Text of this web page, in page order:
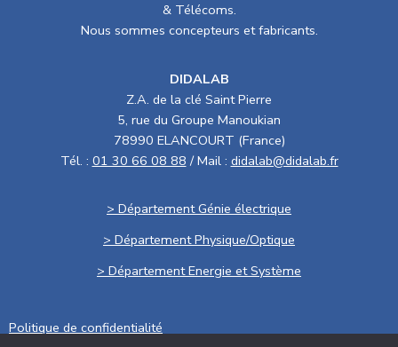
& Télécoms.
Nous sommes concepteurs et fabricants.
DIDALAB
Z.A. de la clé Saint Pierre
5, rue du Groupe Manoukian
78990 ELANCOURT (France)
Tél. : 01 30 66 08 88 / Mail : didalab@didalab.fr
> Département Génie électrique
> Département Physique/Optique
> Département Energie et Système
Politique de confidentialité